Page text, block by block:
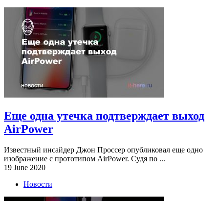
Еще одна утечка подтверждает выход
AirPower
Известный инсайдер Джон Проссер опубликовал еще одно
изображение с прототипом AirPower. Судя по ...
19 June 2020
Новости